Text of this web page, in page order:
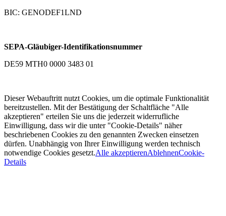
BIC: GENODEF1LND
SEPA-Gläubiger-Identifikationsnummer
DE59 MTH0 0000 3483 01
Dieser Webauftritt nutzt Cookies, um die optimale Funktionalität
bereitzustellen. Mit der Bestätigung der Schaltfläche "Alle
akzeptieren" erteilen Sie uns die jederzeit widerrufliche
Einwilligung, dass wir die unter "Cookie-Details" näher
beschriebenen Cookies zu den genannten Zwecken einsetzen
dürfen. Unabhängig von Ihrer Einwilligung werden technisch
notwendige Cookies gesetzt.Alle akzeptierenAblehnenCookie-
Details